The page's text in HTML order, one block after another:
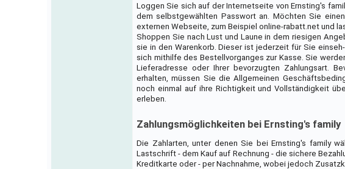
Loggen Sie sich auf der Internetseite von Ernsting's
dem selbstgewählten Passwort an. Möchten Sie
externen Webseite, zum Beispiel online-rabatt.net und
Shoppen Sie nach Lust und Laune in dem riesigen
sie in den Warenkorb. Dieser ist jederzeit für Sie
sich mithilfe des Bestellvorganges zur Kasse. Sie
Lieferadresse oder Ihrer bevorzugten Zahlungsart.
erhalten, müssen Sie die Allgemeinen
noch einmal auf ihre Richtigkeit und Vollständigkeit
erleben.
Zahlungsmöglichkeiten bei Ernsting's family
Die Zahlarten, unter denen Sie bei Ernsting's family
Lastschrift - dem Kauf auf Rechnung - die sichere
Kreditkarte oder - per Nachnahme, wobei jedoch